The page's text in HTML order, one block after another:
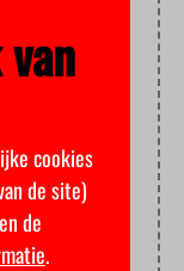
cookies
de site)
de
.